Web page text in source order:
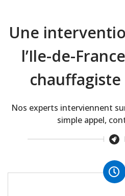
Une
l’Ile-de-
chauffagiste
Nos experts interviennent
simple appel,